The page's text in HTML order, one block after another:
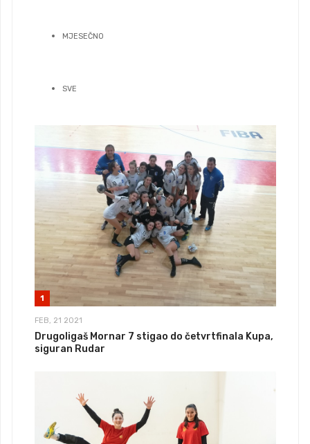
MJESEČNO
SVE
1
FEB, 21 2021
Drugoligaš Mornar 7 stigao do četvrtfinala Kupa,
siguran Rudar